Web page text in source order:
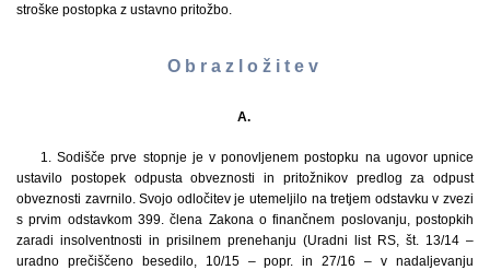
stroške postopka z ustavno pritožbo.
O b r a z l o ž i t e v
A.
1.
Sodišče prve stopnje je v ponovljenem postopku na ugovor upnice
ustavilo postopek odpusta obveznosti in pritožnikov predlog za odpust
obveznosti zavrnilo. Svojo odločitev je utemeljilo na tretjem odstavku v zvezi
s prvim odstavkom 399. člena Zakona o finančnem poslovanju, postopkih
zaradi insolventnosti in prisilnem prenehanju (Uradni list RS, št. 13/14 –
uradno prečiščeno besedilo, 10/15 – popr. in 27/16 – v nadaljevanju